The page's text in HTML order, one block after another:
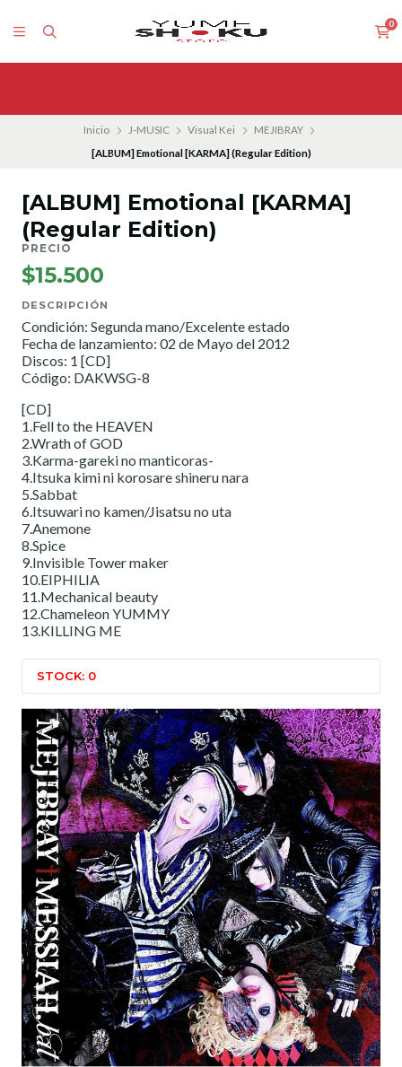
0
Inicio J-MUSIC Visual Kei
MEJIBRAY
[ALBUM] Emotional [KARMA] (Regular Edition)
[ALBUM] Emotional [KARMA]
(Regular Edition)
PRECIO
$15.500
DESCRIPCIÓN
Condición: Segunda mano/Excelente estado
Fecha de lanzamiento: 02 de Mayo del 2012
Discos: 1 [CD]
Código: DAKWSG-8
[CD]
1.Fell to the HEAVEN
2.Wrath of GOD
3.Karma-gareki no manticoras-
4.Itsuka kimi ni korosare shineru nara
5.Sabbat
6.Itsuwari no kamen/Jisatsu no uta
7.Anemone
8.Spice
9.Invisible Tower maker
10.EIPHILIA
11.Mechanical beauty
12.Chameleon YUMMY
13.KILLING ME
STOCK: 0